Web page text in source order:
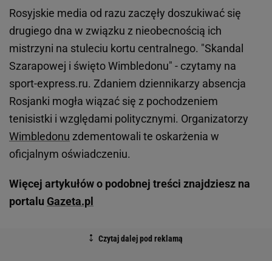
Rosyjskie media od razu zaczęły doszukiwać się
drugiego dna w związku z nieobecnością ich
mistrzyni na stuleciu kortu centralnego. "Skandal
Szarapowej i święto Wimbledonu" - czytamy na
sport-express.ru. Zdaniem dziennikarzy absencja
Rosjanki mogła wiązać się z pochodzeniem
tenisistki i względami politycznymi. Organizatorzy
Wimbledonu zdementowali te oskarżenia w
oficjalnym oświadczeniu.
Więcej artykułów o podobnej treści znajdziesz na
portalu Gazeta.pl